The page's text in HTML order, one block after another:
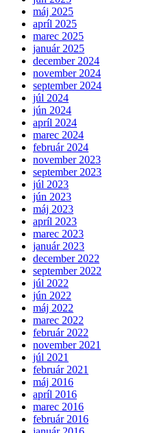
máj 2025
apríl 2025
marec 2025
január 2025
december 2024
november 2024
september 2024
júl 2024
jún 2024
apríl 2024
marec 2024
február 2024
november 2023
september 2023
júl 2023
jún 2023
máj 2023
apríl 2023
marec 2023
január 2023
december 2022
september 2022
júl 2022
jún 2022
máj 2022
marec 2022
február 2022
november 2021
júl 2021
február 2021
máj 2016
apríl 2016
marec 2016
február 2016